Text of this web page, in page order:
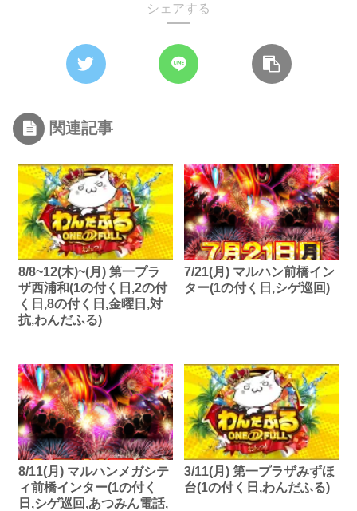
シェアする
関連記事
8/8~12(木)~(月) 第一プラ
ザ西浦和(1の付く日,2の付
く日,8の付く日,金曜日,対
抗,わんだふる)
7/21(月) マルハン前橋イン
ター(1の付く日,シゲ巡回)
8/11(月) マルハンメガシテ
ィ前橋インター(1の付く
日,シゲ巡回,あつみん電話,
3/11(月) 第一プラザみずほ
台(1の付く日,わんだふる)